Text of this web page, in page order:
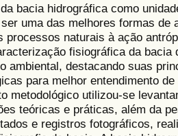
bacia hidrográfica como
uma das melhores formas de
processos naturais à ação
fisiográfica da bacia
ambiental, destacando suas
para melhor entendimento
metodológico utilizou-se
teóricas e práticas, além da
e registros fotográficos,